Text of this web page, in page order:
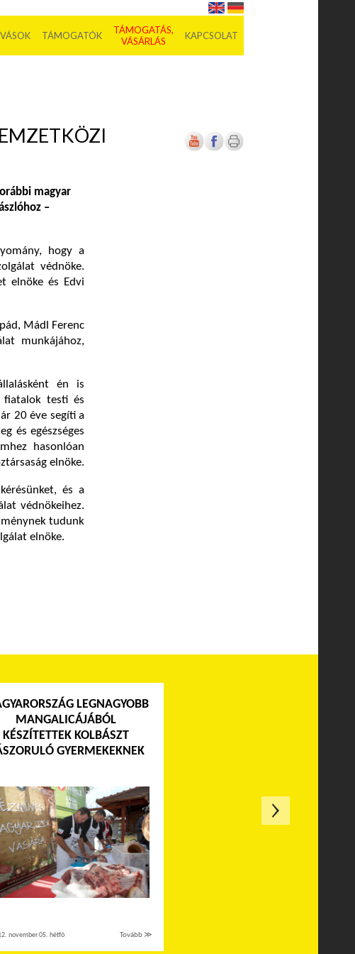
TÁMOGATÓK
TÁMOGATÁS,
VÁSÁRLÁS
KAPCSOLAT
magyar
–
hogy a
védnöke.
elnöke és Edvi
Mádl Ferenc
munkájához,
én is
fiatalok testi és
20 éve segíti a
és egészséges
hasonlóan
elnöke.
és a
védnökeihez.
tudunk
elnöke.
LEGNAGYOBB
MANGALICÁJÁBÓL
KÉSZÍTETTEK KOLBÁSZT
GYERMEKEKNEK
november 05. hétfő Tovább ≫